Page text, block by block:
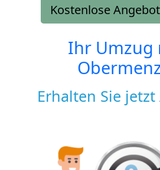
Kostenlose
Ihr Umzug
Erhalten Sie